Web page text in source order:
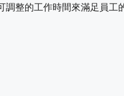
整的工作時間來滿足員工